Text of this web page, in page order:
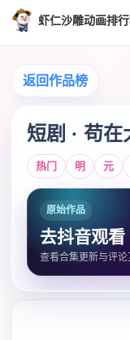
虾仁沙雕动画排
返回作品榜
短剧 · 苟
热门 明 元
原始作品
去抖音观看
查看合集更新与评论